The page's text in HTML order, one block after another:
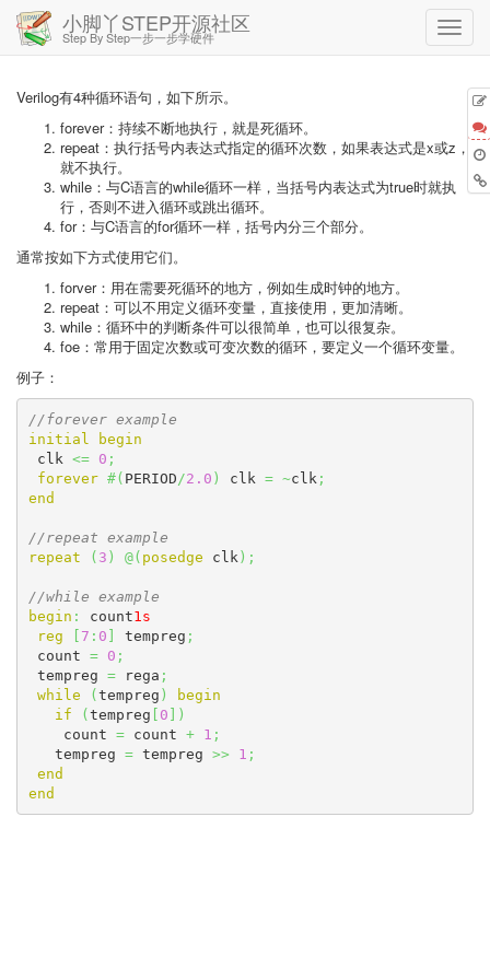
小脚丫STEP开源社区
Step By Step一步一步学硬件
Verilog有4种循环语句，如下所示。
forever：持续不断地执行，就是死循环。
repeat：执行括号内表达式指定的循环次数，如果表达式是x或z，
就不执行。
while：与C语言的while循环一样，当括号内表达式为true时就执
行，否则不进入循环或跳出循环。
for：与C语言的for循环一样，括号内分三个部分。
通常按如下方式使用它们。
forver：用在需要死循环的地方，例如生成时钟的地方。
repeat：可以不用定义循环变量，直接使用，更加清晰。
while：循环中的判断条件可以很简单，也可以很复杂。
foe：常用于固定次数或可变次数的循环，要定义一个循环变量。
例子：
//forever example
initial
begin
clk <= 0 ;
forever #( PERIOD /2.0 ) clk = ~clk ;
end
//repeat example
repeat
( 3 ) @( posedge clk ) ;
//while example
begin : count1s
reg
[ 7 : 0 ] tempreg ;
count = 0 ;
tempreg = rega ;
while
(tempreg )
begin
if
(tempreg [ 0 ] )
    count
= count + 1 ;
   tempreg
= tempreg >> 1 ;
end
end